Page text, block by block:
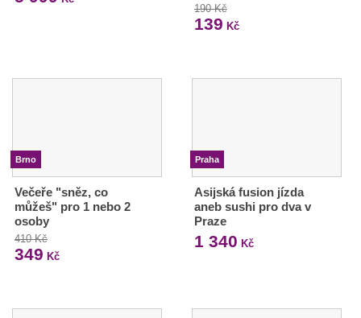
190 Kč
139 Kč
Brno
Večeře "sněz, co
můžeš" pro 1 nebo 2
osoby
410 Kč
349 Kč
Praha
Asijská fusion jízda
aneb sushi pro dva v
Praze
1 340 Kč